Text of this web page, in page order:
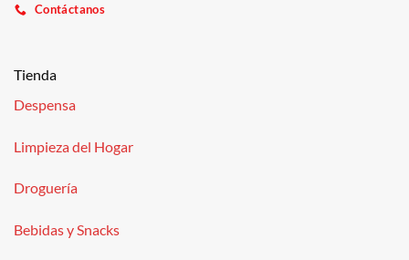
Contáctanos
Tienda
Despensa
Limpieza del Hogar
Droguería
Bebidas y Snacks